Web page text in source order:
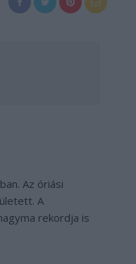
Az óriási
A
rekordja is